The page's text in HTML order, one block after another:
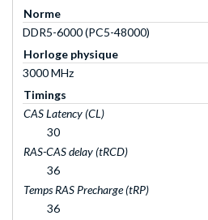
Norme
DDR5-6000 (PC5-48000)
Horloge physique
3000 MHz
Timings
CAS Latency (CL)
30
RAS-CAS delay (tRCD)
36
Temps RAS Precharge (tRP)
36